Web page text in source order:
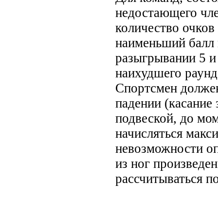
недостающего
количество
наименьший
разыгрывании 5 и
наихудшего
Спортсмен
падении
подвеской, до
начисляться
невозможности
из ног
рассчитываться